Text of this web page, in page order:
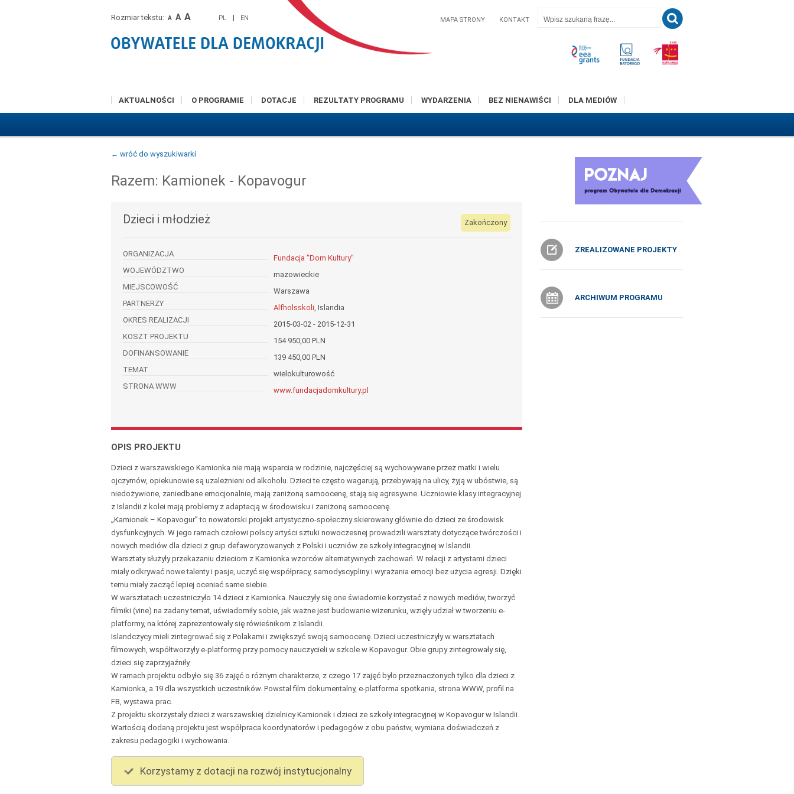
Rozmiar tekstu: A A A PL | EN MAPA STRONY KONTAKT
AKTUALNOŚCI O PROGRAMIE DOTACJE REZULTATY PROGRAMU WYDARZENIA BEZ NIENAWIŚCI DLA MEDIÓW
← wróć do wyszukiwarki
Razem: Kamionek - Kopavogur
Dzieci i młodzież Zakończony
ORGANIZACJA
Fundacja "Dom Kultury"
WOJEWÓDZTWO
mazowieckie
MIEJSCOWOŚĆ
Warszawa
PARTNERZY
Alfholsskoli, Islandia
OKRES REALIZACJI
2015-03-02 - 2015-12-31
KOSZT PROJEKTU
154 950,00 PLN
DOFINANSOWANIE
139 450,00 PLN
TEMAT
wielokulturowość
STRONA WWW
www.fundacjadomkultury.pl
OPIS PROJEKTU
Dzieci z warszawskiego Kamionka nie mają wsparcia w rodzinie, najczęściej są wychowywane przez matki i wielu
ojczymów, opiekunowie są uzależnieni od alkoholu. Dzieci te często wagarują, przebywają na ulicy, żyją w ubóstwie, są
niedożywione, zaniedbane emocjonalnie, mają zaniżoną samoocenę, stają się agresywne. Uczniowie klasy integracyjnej
z Islandii z kolei mają problemy z adaptacją w środowisku i zaniżoną samoocenę.
„Kamionek – Kopavogur” to nowatorski projekt artystyczno-społeczny skierowany głównie do dzieci ze środowisk
dysfunkcyjnych. W jego ramach czołowi polscy artyści sztuki nowoczesnej prowadzili warsztaty dotyczące twórczości i
nowych mediów dla dzieci z grup defaworyzowanych z Polski i uczniów ze szkoły integracyjnej w Islandii.
Warsztaty służyły przekazaniu dzieciom z Kamionka wzorców alternatywnych zachowań. W relacji z artystami dzieci
miały odkrywać nowe talenty i pasje, uczyć się współpracy, samodyscypliny i wyrażania emocji bez użycia agresji. Dzięki
temu miały zacząć lepiej oceniać same siebie.
W warsztatach uczestniczyło 14 dzieci z Kamionka. Nauczyły się one świadomie korzystać z nowych mediów, tworzyć
filmiki (vine) na zadany temat, uświadomiły sobie, jak ważne jest budowanie wizerunku, wzięły udział w tworzeniu e-
platformy, na której zaprezentowały się rówieśnikom z Islandii.
Islandczycy mieli zintegrować się z Polakami i zwiększyć swoją samoocenę. Dzieci uczestniczyły w warsztatach
filmowych, współtworzyły e-platformę przy pomocy nauczycieli w szkole w Kopavogur. Obie grupy zintegrowały się,
dzieci się zaprzyjaźniły.
W ramach projektu odbyło się 36 zajęć o różnym charakterze, z czego 17 zajęć było przeznaczonych tylko dla dzieci z
Kamionka, a 19 dla wszystkich uczestników. Powstał film dokumentalny, e-platforma spotkania, strona WWW, profil na
FB, wystawa prac.
Z projektu skorzystały dzieci z warszawskiej dzielnicy Kamionek i dzieci ze szkoły integracyjnej w Kopavogur w Islandii.
Wartością dodaną projektu jest współpraca koordynatorów i pedagogów z obu państw, wymiana doświadczeń z
zakresu pedagogiki i wychowania.
Korzystamy z dotacji na rozwój instytucjonalny
ZREALIZOWANE PROJEKTY
ARCHIWUM PROGRAMU